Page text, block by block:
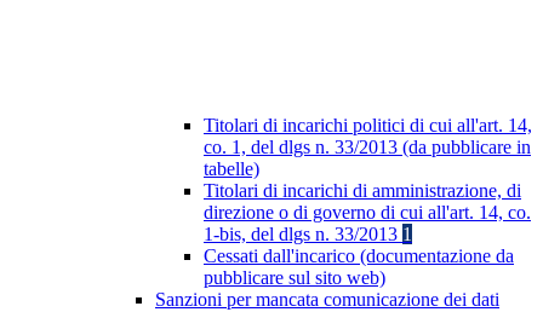
Titolari di incarichi politici di cui all'art. 14,
co. 1, del dlgs n. 33/2013 (da pubblicare in
tabelle)
Titolari di incarichi di amministrazione, di
direzione o di governo di cui all'art. 14, co.
1-bis, del dlgs n. 33/2013 1
Cessati dall'incarico (documentazione da
pubblicare sul sito web)
Sanzioni per mancata comunicazione dei dati